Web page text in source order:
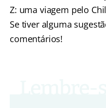
Z: uma viagem pelo
Se tiver alguma
comentários!